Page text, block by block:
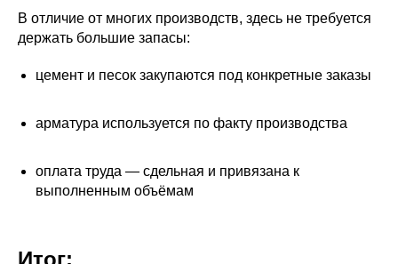
В отличие от многих производств, здесь не требуется
держать большие запасы:
цемент и песок закупаются под конкретные заказы
арматура используется по факту производства
оплата труда — сдельная и привязана к
выполненным объёмам
Итог: